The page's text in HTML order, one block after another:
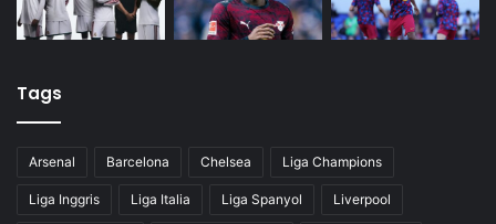
Tags
Arsenal Barcelona Chelsea Liga Champions
Liga Inggris Liga Italia Liga Spanyol Liverpool